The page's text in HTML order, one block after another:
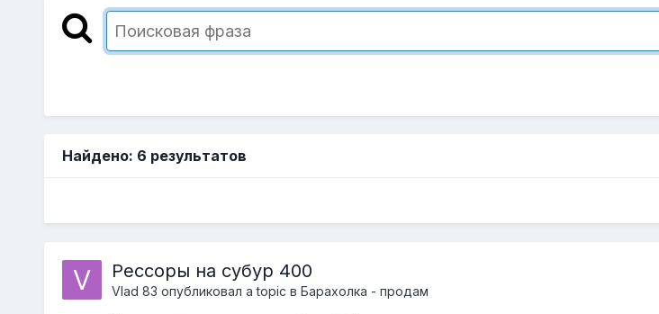
Найдено: 6 результатов
Рессоры на субур 400
Vlad 83 опубликовал a topic в Барахолка - продам